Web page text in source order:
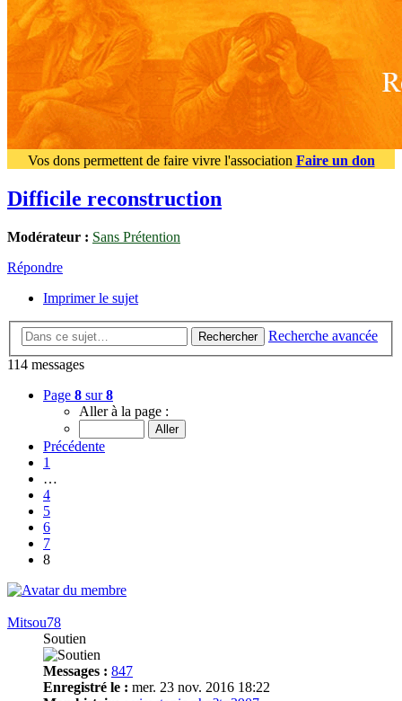
Vos dons permettent de faire vivre l'association Faire un don
Difficile reconstruction
Modérateur : Sans Prétention
Répondre
Imprimer le sujet
Rechercher
Recherche avancée
114 messages
Page 8 sur8
Aller à la page :
Précédente
1
…
4
5
6
7
8
Mitsou78
Soutien
Messages : 847
Enregistré le : mer. 23 nov. 2016 18:22